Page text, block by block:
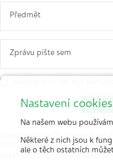
Předmět
Zprávu pište sem
Stisknutím tlačítka odeslat
TRIBUNE CZ, s.r.o. zpracoval
Vašeho dotazu. Souhlas je
Nastavení cookies
Na našem webu
Některé z nich jsou k
ale o těch ostatních